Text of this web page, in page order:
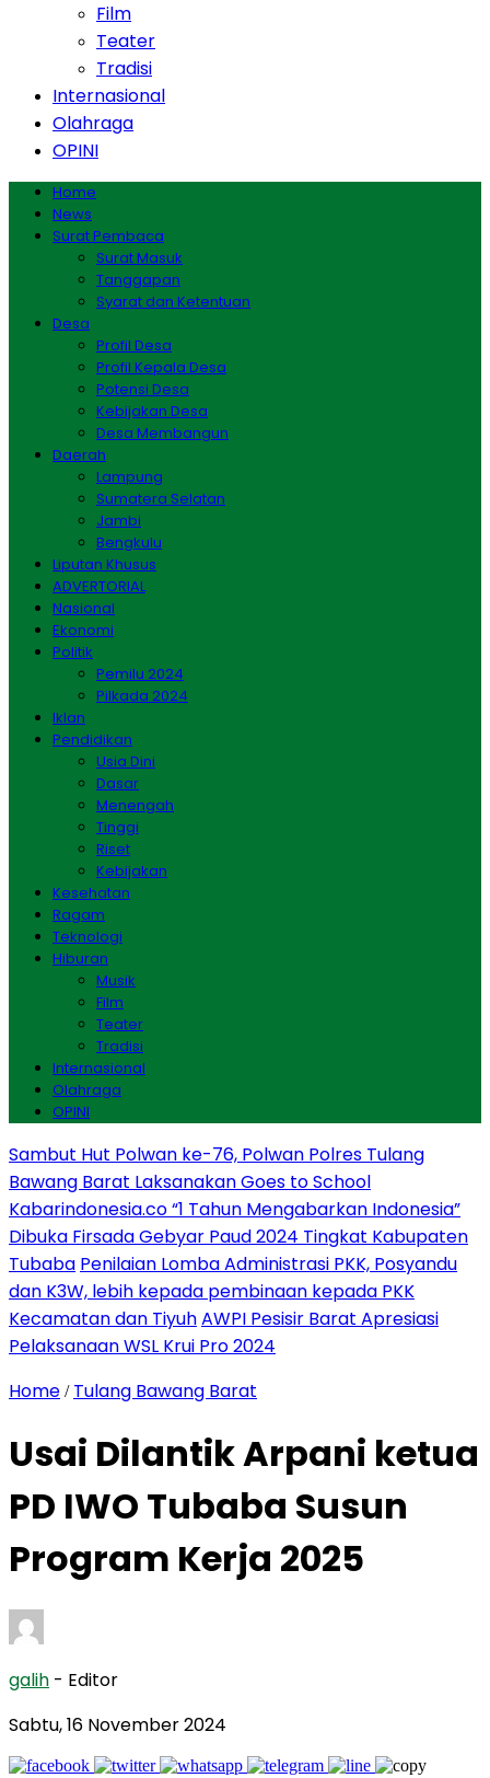
Film
Teater
Tradisi
Internasional
Olahraga
OPINI
Home
News
Surat Pembaca
Surat Masuk
Tanggapan
Syarat dan Ketentuan
Desa
Profil Desa
Profil Kepala Desa
Potensi Desa
Kebijakan Desa
Desa Membangun
Daerah
Lampung
Sumatera Selatan
Jambi
Bengkulu
Liputan Khusus
ADVERTORIAL
Nasional
Ekonomi
Politik
Pemilu 2024
Pilkada 2024
Iklan
Pendidikan
Usia Dini
Dasar
Menengah
Tinggi
Riset
Kebijakan
Kesehatan
Ragam
Teknologi
Hiburan
Musik
Film
Teater
Tradisi
Internasional
Olahraga
OPINI
Sambut Hut Polwan ke-76, Polwan Polres Tulang
Bawang Barat Laksanakan Goes to School
Kabarindonesia.co “1 Tahun Mengabarkan Indonesia”
Dibuka Firsada Gebyar Paud 2024 Tingkat Kabupaten
Tubaba Penilaian Lomba Administrasi PKK, Posyandu
dan K3W, lebih kepada pembinaan kepada PKK
Kecamatan dan TiyuhAWPI Pesisir Barat Apresiasi
Pelaksanaan WSL Krui Pro 2024
Home / Tulang Bawang Barat
Usai Dilantik Arpani ketua
PD IWO Tubaba Susun
Program Kerja 2025
galih - Editor
Sabtu, 16 November 2024